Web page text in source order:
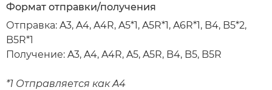
Формат отправки/получения
Отправка: A3, A4, A4R, A5*1, A5R*1, A6R*1, B4, B5*2,
B5R*1
Получение: A3, A4, A4R, A5, A5R, B4, B5, B5R
*1 Отправляется как A4